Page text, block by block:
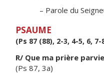
– Parole du
PSAUME
(Ps 87 (88), 2-3, 4-5, 6, 7-
R/ Que ma prière
(Ps 87, 3a)